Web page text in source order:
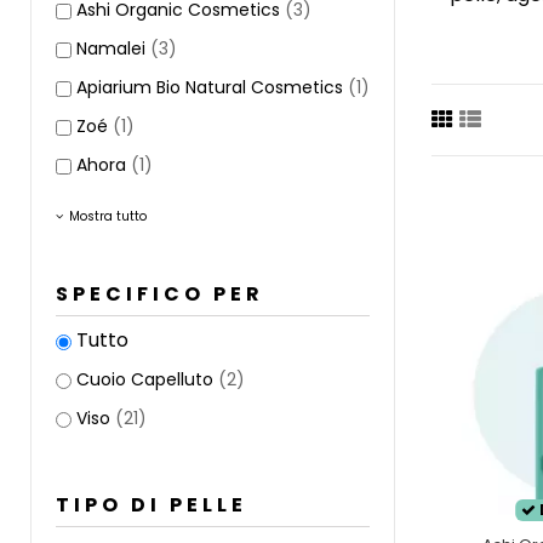
esiste
altri
La
qualsiasi
Scegli il
Ashi Organic Cosmetics (3)
Namalei (3)
Apiarium Bio Natural Cosmetics (1)
Zoé (1)
Ahora (1)
Mostra tutto
SPECIFICO PER
Tutto
Cuoio Capelluto (2)
Viso (21)
TIPO DI PELLE